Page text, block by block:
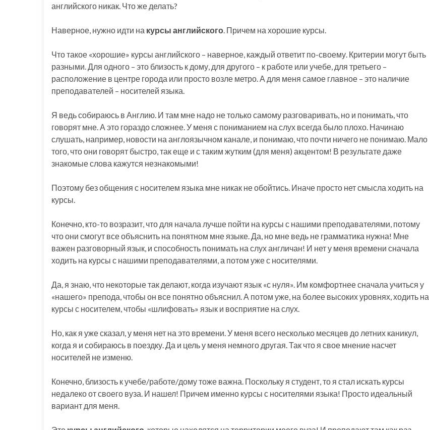
английского никак. Что же делать?
Наверное, нужно идти на курсы английского. Причем на хорошие курсы.
Что такое «хорошие» курсы английского – наверное, каждый ответит по-своему. Критерии могут быть
разными. Для одного – это близость к дому, для другого – к работе или учебе, для третьего –
расположение в центре города или просто возле метро. А для меня самое главное – это наличие
преподавателей – носителей языка.
Я ведь собираюсь в Англию. И там мне надо не только самому разговаривать, но и понимать, что
говорят мне. А это гораздо сложнее. У меня с пониманием на слух всегда было плохо. Начинаю
слушать, например, новости на англоязычном канале, и понимаю, что почти ничего не понимаю. Мало
того, что они говорят быстро, так еще и с таким жутким (для меня) акцентом! В результате даже
знакомые слова кажутся незнакомыми!
Поэтому без общения с носителем языка мне никак не обойтись. Иначе просто нет смысла ходить на
курсы.
Конечно, кто-то возразит, что для начала лучше пойти на курсы с нашими преподавателями, потому
что они смогут все объяснить на понятном мне языке. Да, но мне ведь не грамматика нужна! Мне
важен разговорный язык, и способность понимать на слух англичан! И нет у меня времени сначала
ходить на курсы с нашими преподавателями, а потом уже с носителями.
Да, я знаю, что некоторые так делают, когда изучают язык «с нуля». Им комфортнее сначала учиться у
«нашего» препода, чтобы он все понятно объяснил. А потом уже, на более высоких уровнях, ходить на
курсы с носителем, чтобы «шлифовать» язык и восприятие на слух.
Но, как я уже сказал, у меня нет на это времени. У меня всего несколько месяцев до летних каникул,
когда я и собираюсь в поездку. Да и цель у меня немного другая. Так что я свое мнение насчет
носителей не изменю.
Конечно, близость к учебе/работе/дому тоже важна. Поскольку я студент, то я стал искать курсы
недалеко от своего вуза. И нашел! Причем именно курсы с носителями языка! Просто идеальный
вариант для меня.